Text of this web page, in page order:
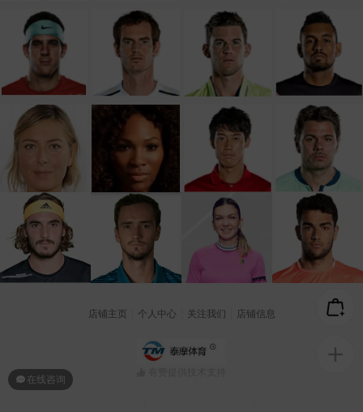
在线咨询
店铺主页 个人中心 关注我们 店铺信息